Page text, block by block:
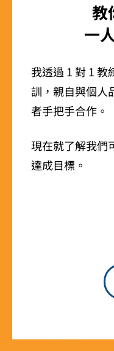
教
一
我透過 1 對 1 教
訓，親自與個人
者手把手合作。
現在就了解我們
達成目標。